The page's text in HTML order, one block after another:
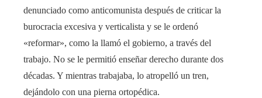
denunciado como anticomunista después de criticar la
burocracia excesiva y verticalista y se le ordenó
«reformar», como la llamó el gobierno, a través del
trabajo. No se le permitió enseñar derecho durante dos
décadas. Y mientras trabajaba, lo atropelló un tren,
dejándolo con una pierna ortopédica.